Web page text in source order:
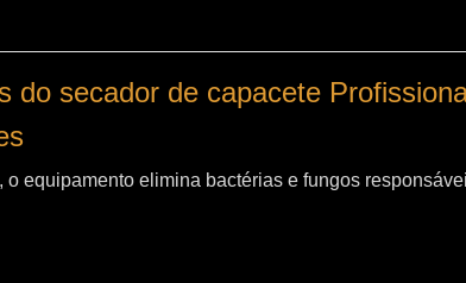
do secador de capacete
o equipamento elimina bactérias e fungos